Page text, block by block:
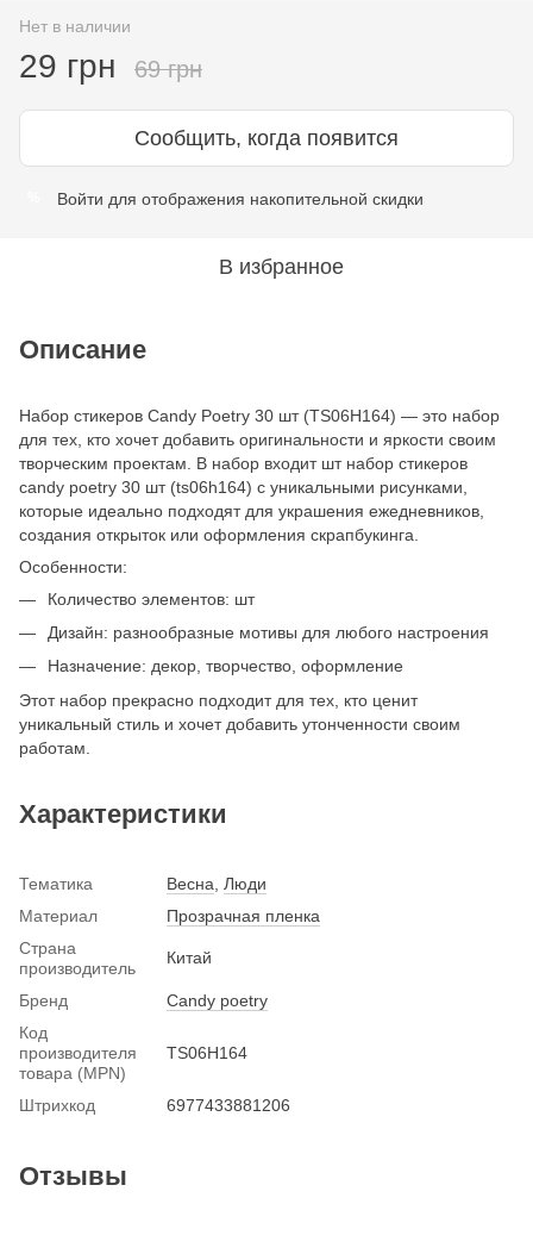
Нет в наличии
29 грн 69 грн
Сообщить, когда появится
Войти для отображения накопительной скидки
В избранное
Описание
Набор стикеров Candy Poetry 30 шт (TS06H164) — это набор
для тех, кто хочет добавить оригинальности и яркости своим
творческим проектам. В набор входит шт набор стикеров
candy poetry 30 шт (ts06h164) с уникальными рисунками,
которые идеально подходят для украшения ежедневников,
создания открыток или оформления скрапбукинга.
Особенности:
Количество элементов: шт
Дизайн: разнообразные мотивы для любого настроения
Назначение: декор, творчество, оформление
Этот набор прекрасно подходит для тех, кто ценит
уникальный стиль и хочет добавить утонченности своим
работам.
Характеристики
Тематика Весна
Люди
Материал
Прозрачная пленка
Страна
производитель
Китай
Бренд
Candy poetry
Код
производителя
товара (MPN)
TS06H164
Штрихкод 6977433881206
Отзывы